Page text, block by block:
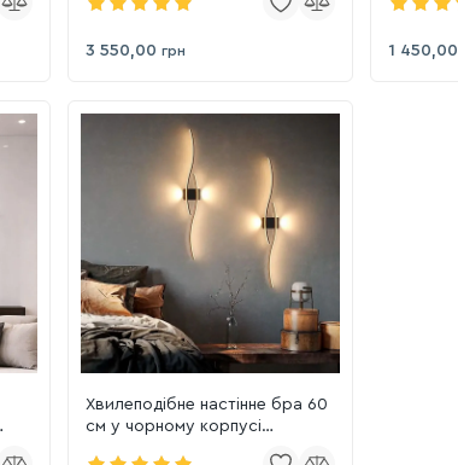
3 550,00 грн 1 450,00
Хвилеподібне настінне бра 60
см у чорному корпусі